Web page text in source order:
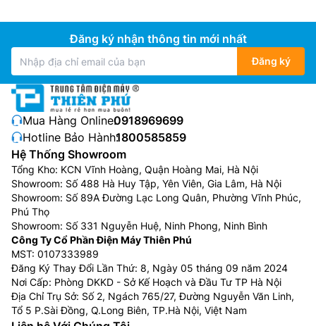
Đăng ký nhận thông tin mới nhất
Đăng ký
Mua Hàng Online:0918969699
Hotline Bảo Hành:1800585859
Hệ Thống Showroom
Tổng Kho: KCN Vĩnh Hoàng, Quận Hoàng Mai, Hà Nội
Showroom: Số 488 Hà Huy Tập, Yên Viên, Gia Lâm, Hà Nội
Showroom: Số 89A Đường Lạc Long Quân, Phường Vĩnh Phúc,
Phú Thọ
Showroom: Số 331 Nguyễn Huệ, Ninh Phong, Ninh Bình
Công Ty Cổ Phần Điện Máy Thiên Phú
MST: 0107333989
Đăng Ký Thay Đổi Lần Thứ: 8, Ngày 05 tháng 09 năm 2024
Nơi Cấp: Phòng DKKD - Sở Kế Hoạch và Đầu Tư TP Hà Nội
Địa Chỉ Trụ Sở: Số 2, Ngách 765/27, Đường Nguyễn Văn Linh,
Tổ 5 P.Sài Đồng, Q.Long Biên, TP.Hà Nội, Việt Nam